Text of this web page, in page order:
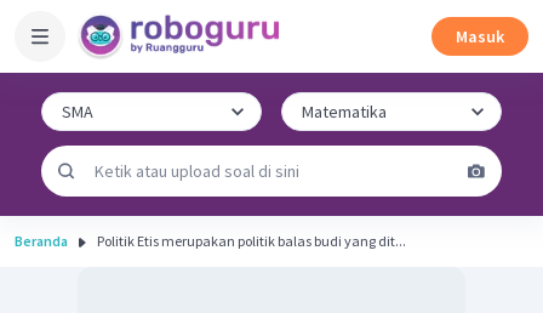
Masuk
Beranda Politik Etis merupakan politik balas budi yang dit...